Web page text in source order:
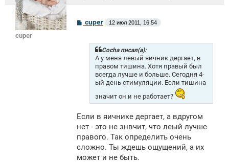
cuper
С
о
cuper 12 июл 2011, 16:54
Cocha писал(а):
А у меня левый яичник дергает, в
правом тишина. Хотя правый был
всегда лучше и больше. Сегодня 4-
ый день стимуляции. Если тишина
значит он и не работает?
Если в яичнике дергает, а вдругом
нет - это не знвчит, что леый лучше
правого. Так определить очень
сложно. Ты ждешь ощущений, а их
может и не быть.